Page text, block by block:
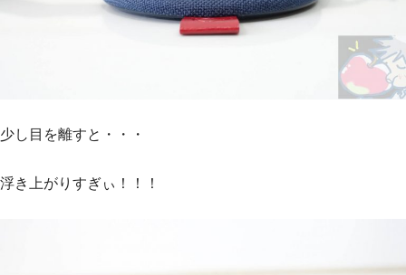
少し目を離すと・・・
浮き上がりすぎぃ！！！